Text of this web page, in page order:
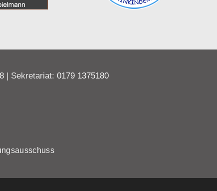
| Sekretariat: 0179 1375180